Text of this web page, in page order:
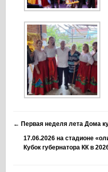
← Первая неделя лета Дома
17.06.2026 на стадионе
Кубок губернатора КК в